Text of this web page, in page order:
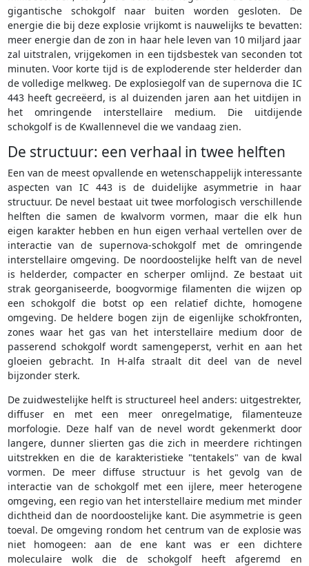
gigantische schokgolf naar buiten worden gesloten. De
energie die bij deze explosie vrijkomt is nauwelijks te bevatten:
meer energie dan de zon in haar hele leven van 10 miljard jaar
zal uitstralen, vrijgekomen in een tijdsbestek van seconden tot
minuten. Voor korte tijd is de exploderende ster helderder dan
de volledige melkweg. De explosiegolf van de supernova die IC
443 heeft gecreëerd, is al duizenden jaren aan het uitdijen in
het omringende interstellaire medium. Die uitdijende
schokgolf is de Kwallennevel die we vandaag zien.
De structuur: een verhaal in twee helften
Een van de meest opvallende en wetenschappelijk interessante
aspecten van IC 443 is de duidelijke asymmetrie in haar
structuur. De nevel bestaat uit twee morfologisch verschillende
helften die samen de kwalvorm vormen, maar die elk hun
eigen karakter hebben en hun eigen verhaal vertellen over de
interactie van de supernova-schokgolf met de omringende
interstellaire omgeving. De noordoostelijke helft van de nevel
is helderder, compacter en scherper omlijnd. Ze bestaat uit
strak georganiseerde, boogvormige filamenten die wijzen op
een schokgolf die botst op een relatief dichte, homogene
omgeving. De heldere bogen zijn de eigenlijke schokfronten,
zones waar het gas van het interstellaire medium door de
passerend schokgolf wordt samengeperst, verhit en aan het
gloeien gebracht. In H-alfa straalt dit deel van de nevel
bijzonder sterk.
De zuidwestelijke helft is structureel heel anders: uitgestrekter,
diffuser en met een meer onregelmatige, filamenteuze
morfologie. Deze half van de nevel wordt gekenmerkt door
langere, dunner slierten gas die zich in meerdere richtingen
uitstrekken en die de karakteristieke "tentakels" van de kwal
vormen. De meer diffuse structuur is het gevolg van de
interactie van de schokgolf met een ijlere, meer heterogene
omgeving, een regio van het interstellaire medium met minder
dichtheid dan de noordoostelijke kant. Die asymmetrie is geen
toeval. De omgeving rondom het centrum van de explosie was
niet homogeen: aan de ene kant was er een dichtere
moleculaire wolk die de schokgolf heeft afgeremd en